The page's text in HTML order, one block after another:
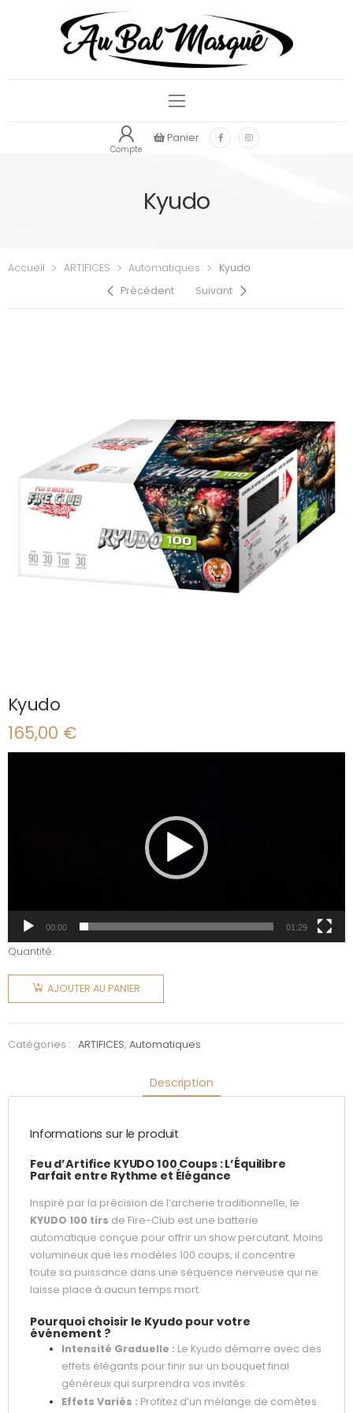
Compte
Panier
Kyudo
Accueil ARTIFICES Automatiques
Kyudo
Précédent
Suivant
Kyudo
165,00 €
00:00 01:29
Quantité:
quantité
de KyudoAJOUTER AU PANIER
Catégories : ARTIFICES,Automatiques
Description
Informations sur le produit
Feu d’Artifice KYUDO 100 Coups : L’Équilibre
Parfait entre Rythme et Élégance
Inspiré par la précision de l’archerie traditionnelle, le
KYUDO 100 tirs de Fire-Club est une batterie
automatique conçue pour offrir un show percutant. Moins
volumineux que les modèles 100 coups, il concentre
toute sa puissance dans une séquence nerveuse qui ne
laisse place à aucun temps mort.
Pourquoi choisir le Kyudo pour votre
événement ?
Intensité Graduelle : Le Kyudo démarre avec des
effets élégants pour finir sur un bouquet final
généreux qui surprendra vos invités.
Effets Variés : Profitez d’un mélange de comètes